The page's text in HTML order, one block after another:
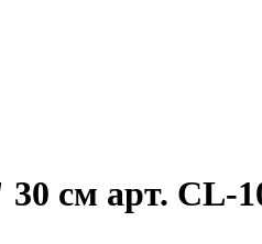
см арт. CL-